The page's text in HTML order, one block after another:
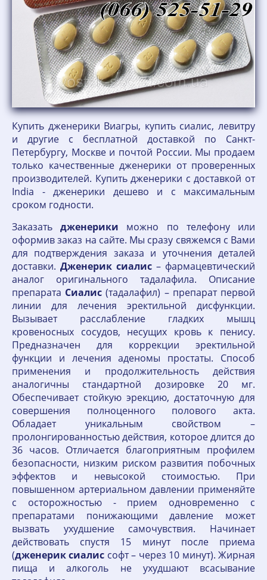
Купить дженерики Виагры, купить сиалис, левитру
и другие с бесплатной доставкой по Санкт-
Петербургу, Москве и почтой России. Мы продаем
только качественные дженерики от проверенных
производителей. Купить дженерики с доставкой от
India - дженерики дешево и с максимальным
сроком годности.
Заказатьдженерики можно по телефону или
оформив заказ на сайте. Мы сразу свяжемся с Вами
для подтверждения заказа и уточнения деталей
доставки. Дженерик сиалис – фармацевтический
аналог оригинального тадалафила. Описание
препарата Сиалис (тадалафил) – препарат первой
линии для лечения эректильной дисфункции.
Вызывает расслабление гладких мышц
кровеносных сосудов, несущих кровь к пенису.
Предназначен для коррекции эректильной
функции и лечения аденомы простаты. Способ
применения и продолжительность действия
аналогичны стандартной дозировке 20 мг.
Обеспечивает стойкую эрекцию, достаточную для
совершения полноценного полового акта.
Обладает уникальным свойством –
пролонгированностью действия, которое длится до
36 часов. Отличается благоприятным профилем
безопасности, низким риском развития побочных
эффектов и невысокой стоимостью. При
повышенном артериальном давлении применяйте
с осторожностью - прием одновременно с
препаратами понижающими давление может
вызвать ухудшение самочувствия. Начинает
действовать спустя 15 минут после приема
(дженерик сиалис софт – через 10 минут). Жирная
пища и алкоголь не ухудшают всасывание